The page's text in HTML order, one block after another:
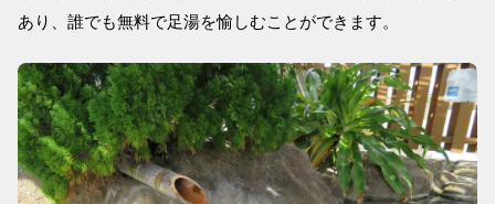
あり、誰でも無料で足湯を愉しむことができます。